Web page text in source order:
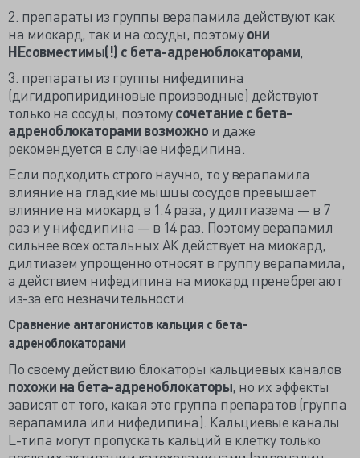
2. препараты из группы верапамила действуют как
на миокард, так и на сосуды, поэтомуони
НЕсовместимы(!) с бета-адреноблокаторами,
3. препараты из группы нифедипина
(дигидропиридиновые производные) действуют
только на сосуды, поэтомусочетание с бета-
адреноблокаторами возможно и даже
рекомендуется в случае нифедипина.
Если подходить строго научно, то у верапамила
влияние на гладкие мышцы сосудов превышает
влияние на миокард в 1.4 раза, у дилтиазема — в 7
раз и у нифедипина — в 14 раз. Поэтому верапамил
сильнее всех остальных АК действует на миокард,
дилтиазем упрощенно относят в группу верапамила,
а действием нифедипина на миокард пренебрегают
из-за его незначительности.
Сравнение антагонистов кальция с бета-
адреноблокаторами
По своему действию блокаторы кальциевых каналов
похожи на бета-адреноблокаторы, но их эффекты
зависят от того, какая это группа препаратов (группа
верапамила или нифедипина). Кальциевые каналы
L-типа могут пропускать кальций в клетку только